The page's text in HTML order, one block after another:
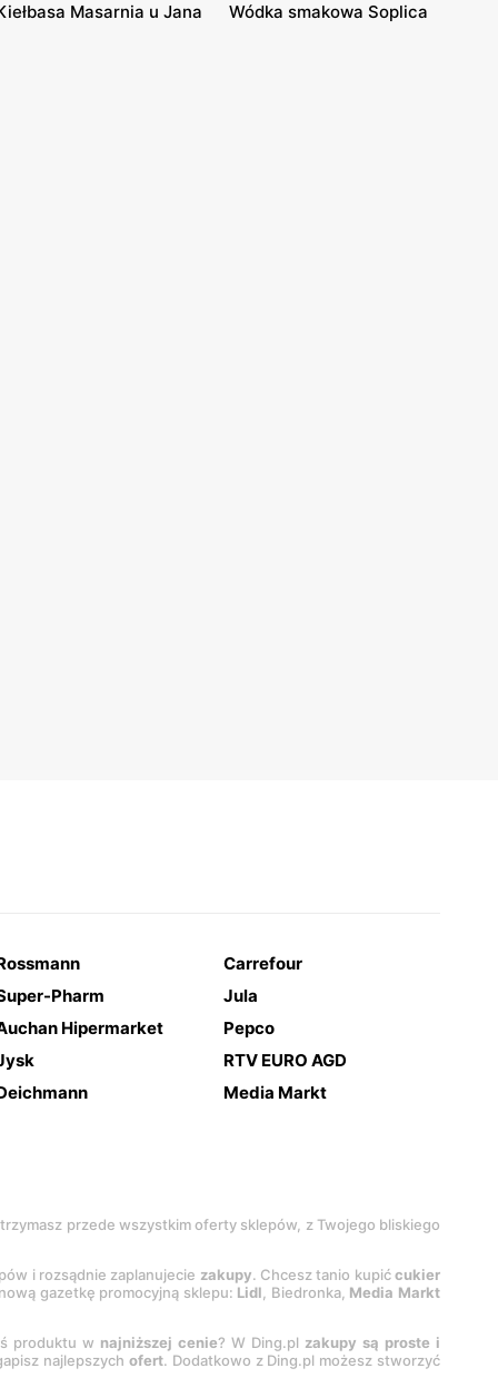
Masarnia u Jana Wódka smakowa Soplica
Carrefour
Pharm
Jula
Hipermarket
Pepco
RTV EURO AGD
Media Markt
przede wszystkim oferty sklepów, z Twojego bliskiego
i rozsądnie zaplanujecie zakupy. Chcesz tanio kupićcukier
gazetkę promocyjną sklepu: Lidl, Biedronka, Media Markt
produktu w najniższej cenie? W Ding.pl zakupy są proste i
najlepszychofert. Dodatkowo z Ding.pl możesz stworzyć